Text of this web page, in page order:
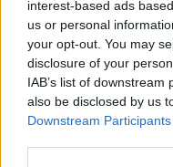
interest-based ads
us or personal
your opt-out. You may
disclosure of your
IAB’s list of
also be disclosed by us
Downstream Participants
ειδήσεις.
Βάλε το